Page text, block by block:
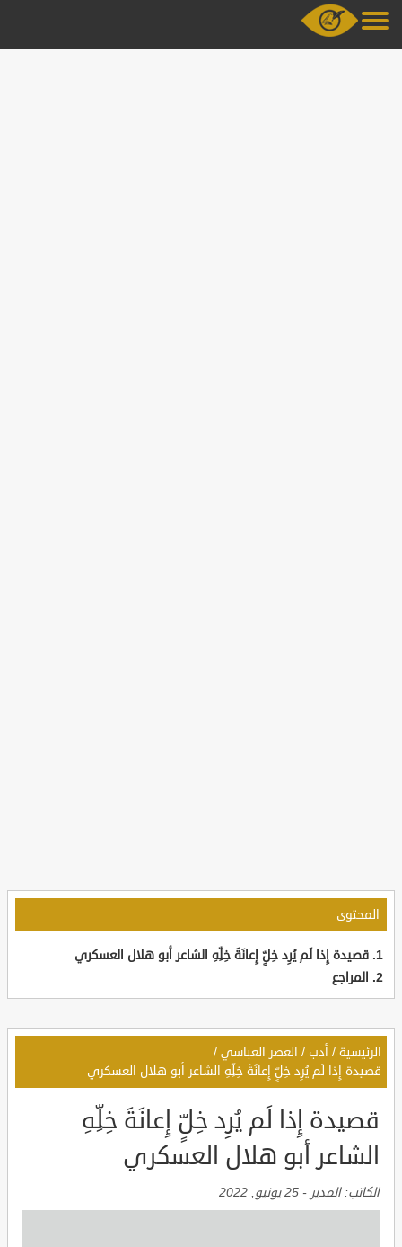
المحتوى
قصيدة إِذا لَم يُرِد خِلٍّ إِعانَةَ خِلِّهِ الشاعر أبو هلال العسكري
المراجع
الرئيسية / أدب / العصر العباسي /
قصيدة إِذا لَم يُرِد خِلٍّ إِعانَةَ خِلِّهِ الشاعر أبو هلال العسكري
قصيدة إِذا لَم يُرِد خِلٍّ إِعانَةَ خِلِّهِ
الشاعر أبو هلال العسكري
الكاتب:المدير - 25 يونيو, 2022